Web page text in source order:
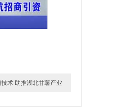
术 助推湖北甘薯产业